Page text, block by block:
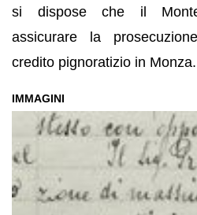
si dispose che il
assicurare la
credito pignoratizio in Monza.
IMMAGINI